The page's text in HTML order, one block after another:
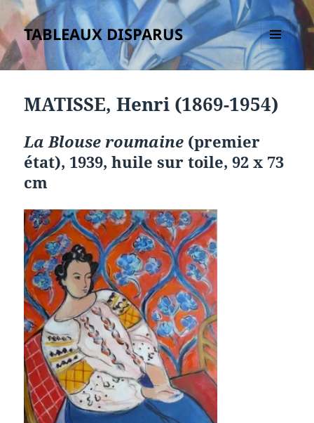
TABLEAUX DISPARUS
MENU
ET
MATISSE, Henri (1869-1954)
LaBlouse roumaine (premier
état), 1939, huile sur toile, 92 x 73
cm